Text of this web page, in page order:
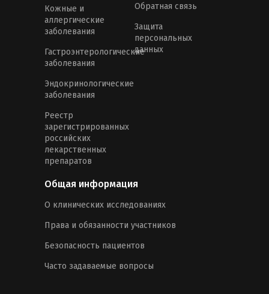
Кожные и
аллергические
заболевания
Гастроэнтерологические
заболевания
Эндокринологические
заболевания
Реестр
зарегистрированных
российских
лекарственных
препаратов
Обратная связь
Защита
персональных
данных
Общая информация
О клинических исследованиях
Права и обязанности участников
Безопасность пациентов
Часто задаваемые вопросы